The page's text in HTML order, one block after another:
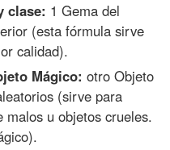
clase: 1 Gema del
(esta fórmula sirve
calidad).
Mágico: otro Objeto
(sirve para
malos u objetos crueles.